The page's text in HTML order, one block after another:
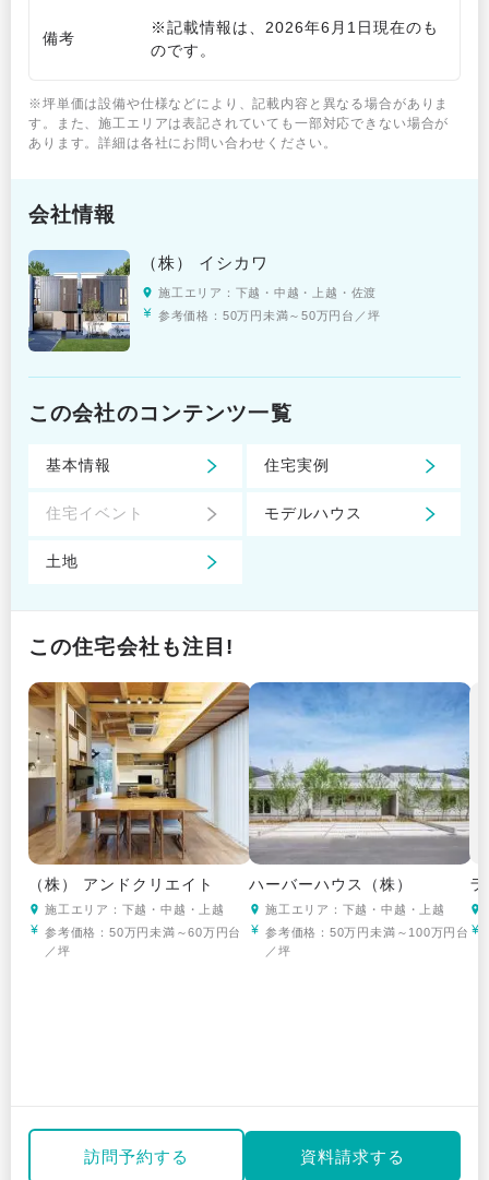
備考
※記載情報は、2026年6月1日現在のも
のです。
※坪単価は設備や仕様などにより、記載内容と異なる場合がありま
す。また、施工エリアは表記されていても一部対応できない場合が
あります。詳細は各社にお問い合わせください。
会社情報
（株） イシカワ
施工エリア： 下越・中越・上越・佐渡
参考価格： 50万円未満～50万円台／坪
この会社のコンテンツ一覧
基本情報 住宅実例
住宅イベント モデルハウス
土地
この住宅会社も注目!
（株） アンドクリエイト
施工エリア：下越・中越・上越
参考価格： 50万円未満～60万円台
／坪
ハーバーハウス（株）
施工エリア：下越・中越・上越
参考価格： 50万円未満～100万円台
／坪
訪問予約する 資料請求する